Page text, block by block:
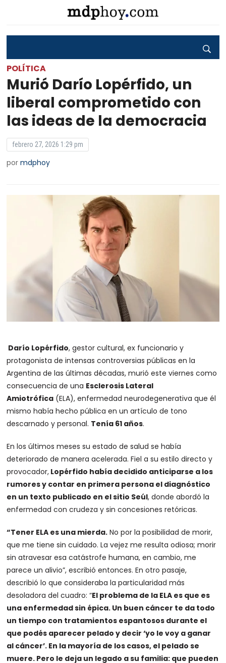
POLÍTICA
Murió Darío Lopérfido, un
liberal comprometido con
las ideas de la democracia
febrero 27, 2026 1:29 pm
pormdphoy
Darío Lopérfido, gestor cultural, ex funcionario y
protagonista de intensas controversias públicas en la
Argentina de las últimas décadas, murió este viernes como
consecuencia de una Esclerosis Lateral
Amiotrófica (ELA), enfermedad neurodegenerativa que él
mismo había hecho pública en un artículo de tono
descarnado y personal. Tenía 61 años.
En los últimos meses su estado de salud se había
deteriorado de manera acelerada. Fiel a su estilo directo y
provocador, Lopérfido había decidido anticiparse a los
rumores y contar en primera persona el diagnóstico
en un texto publicado en el sitio Seúl, donde abordó la
enfermedad con crudeza y sin concesiones retóricas.
“Tener ELA es una mierda. No por la posibilidad de morir,
que me tiene sin cuidado. La vejez me resulta odiosa; morir
sin atravesar esa catástrofe humana, en cambio, me
parece un alivio”, escribió entonces. En otro pasaje,
describió lo que consideraba la particularidad más
desoladora del cuadro: “El problema de la ELA es que es
una enfermedad sin épica. Un buen cáncer te da todo
un tiempo con tratamientos espantosos durante el
que podés aparecer pelado y decir ‘yo le voy a ganar
al cáncer’. En la mayoría de los casos, el pelado se
muere. Pero le deja un legado a su familia: que pueden